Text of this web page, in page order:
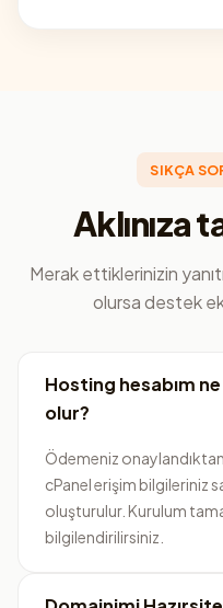
SIKÇA
Aklınıza
Merak ettiklerinizin
olursa destek
Hosting hesabım
olur?
Ödemeniz
cPanel erişim bilgileriniz
oluşturulur. Kurulum
bilgilendirilirsiniz.